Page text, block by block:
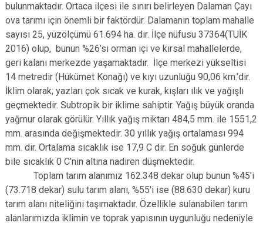
Marmaris
bulunmaktadır. Ortaca ilçesi ile sınırı belirleyen Dalaman Çayı
ova tarımı için önemli bir faktördür. Dalamanın toplam mahalle
sayısı 25, yüzölçümü 61.694 ha. dır. İlçe nüfusu 37364(TUİK
2016) olup, bunun %26’sı orman içi ve kırsal mahallelerde,
geri kalanı merkezde yaşamaktadır. İlçe merkezi yükseltisi
14 metredir (Hükümet Konağı) ve kıyı uzunluğu 90,06 km.’dir.
İklim olarak; yazları çok sıcak ve kurak, kışları ılık ve yağışlı
geçmektedir. Subtropik bir iklime sahiptir. Yağış büyük oranda
yağmur olarak görülür. Yıllık yağış miktarı 484,5 mm. ile 1551,2
mm. arasında değişmektedir. 30 yıllık yağış ortalaması 994
mm. dir. Ortalama sıcaklık ise 17,9 C dir. En soğuk günlerde
bile sıcaklık 0 C’nin altına nadiren düşmektedir.
Toplam tarım alanımız 162.348 dekar olup bunun %45'i
(73.718 dekar) sulu tarım alanı, %55'i ise (88.630 dekar) kuru
tarım alanı niteliğini taşımaktadır. Özellikle sulanabilen tarım
alanlarımızda iklimin ve toprak yapısının uygunluğu nedeniyle